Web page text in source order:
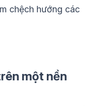
chệch hướng các
một nền